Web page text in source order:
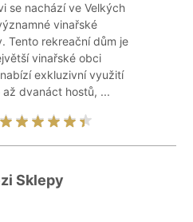
se nachází ve Velkých
vinařské
Tento rekreační dům je
vinařské obci
exkluzivní využití
dvanáct hostů, ...
Sklepy